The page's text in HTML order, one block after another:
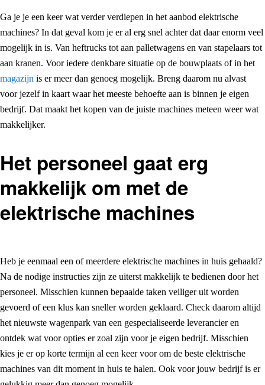
Ga je je een keer wat verder verdiepen in het aanbod elektrische
machines? In dat geval kom je er al erg snel achter dat daar enorm veel
mogelijk in is. Van heftrucks tot aan palletwagens en van stapelaars tot
aan kranen. Voor iedere denkbare situatie op de bouwplaats of in het
magazijn is er meer dan genoeg mogelijk. Breng daarom nu alvast
voor jezelf in kaart waar het meeste behoefte aan is binnen je eigen
bedrijf. Dat maakt het kopen van de juiste machines meteen weer wat
makkelijker.
Het personeel gaat erg
makkelijk om met de
elektrische machines
Heb je eenmaal een of meerdere elektrische machines in huis gehaald?
Na de nodige instructies zijn ze uiterst makkelijk te bedienen door het
personeel. Misschien kunnen bepaalde taken veiliger uit worden
gevoerd of een klus kan sneller worden geklaard. Check daarom altijd
het nieuwste wagenpark van een gespecialiseerde leverancier en
ontdek wat voor opties er zoal zijn voor je eigen bedrijf. Misschien
kies je er op korte termijn al een keer voor om de beste elektrische
machines van dit moment in huis te halen. Ook voor jouw bedrijf is er